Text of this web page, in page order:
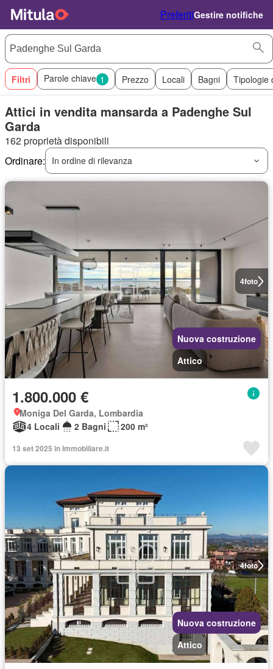
PreferitiGestire notifiche
Filtri Parole chiave 1 Prezzo Locali Bagni Tipologie
Attici in vendita mansarda a Padenghe Sul
Garda
162 proprietà disponibili
Ordinare:
In ordine di rilevanza
4foto
Nuova costruzione
Attico
1.800.000 €
Moniga Del Garda, Lombardia
4 Locali
2 Bagni 200 m²
13 set 2025 in Immobiliare.it
4foto
Nuova costruzione
Attico